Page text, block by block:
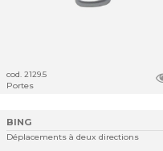
cod. 2129.5
Portes
BING
Déplacements à deux directions